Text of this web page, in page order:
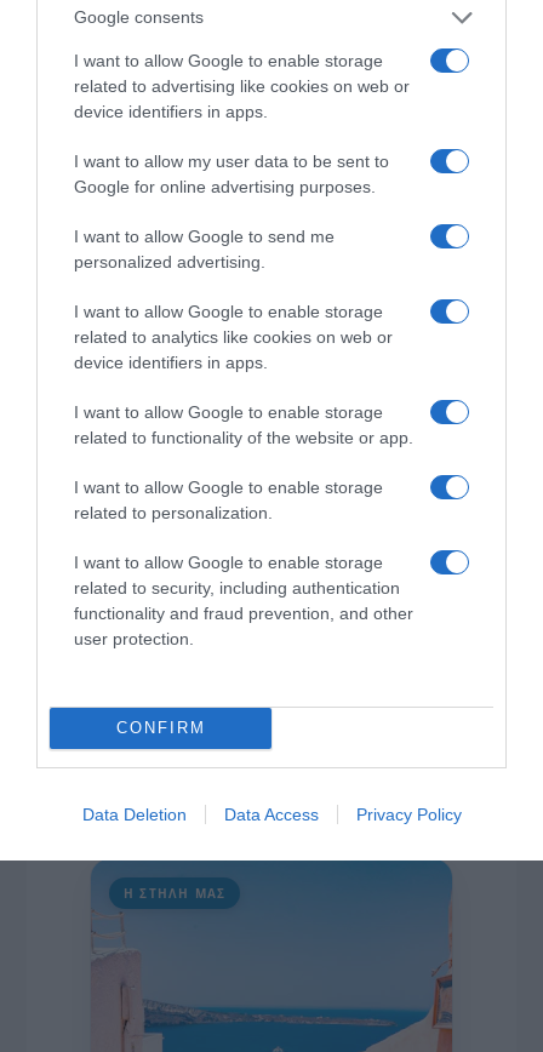
Google consents
I want to allow Google to enable storage
related to advertising like cookies on web or
device identifiers in apps.
I want to allow my user data to be sent to
Google for online advertising purposes.
I want to allow Google to send me
personalized advertising.
I want to allow Google to enable storage
related to analytics like cookies on web or
device identifiers in apps.
I want to allow Google to enable storage
related to functionality of the website or app.
I want to allow Google to enable storage
related to personalization.
I want to allow Google to enable storage
related to security, including authentication
functionality and fraud prevention, and other
user protection.
CONFIRM
Data Deletion Data Access Privacy Policy
VIDCASTS
ΕΠΟΜΕΝΟ ΜΙΑ ΚΑΥΤΗ ΠΑΤΑΤΑ»
Ο κυβερνητικός εκπρόσωπος,
Παύλος Μαρινάκης, ανοίγει τα
χαρτιά του στις «Τυπολογίες»
σε ένα vidcast που μιλάει για
τις μεγάλες τομές στον χώρο
συνέντευξη στον Βασίλη Κουφόπουλο, αναλύει
το χρονοδιάγραμμα για τις περιφερειακές και
ραδιοφωνικές άδειες, το πακέτο στήριξης των 80
εκατομμυρίων ευρώ για τον Τύπο, αλλά και την
διαδίκτυο.
Η ΣΤΗΛΗ ΜΑΣ